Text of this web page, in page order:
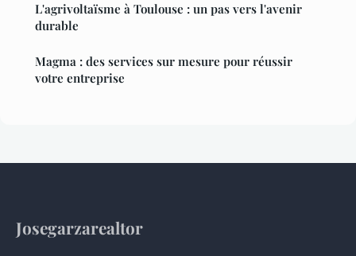
L'agrivoltaïsme à Toulouse : un pas vers l'avenir
durable
Magma : des services sur mesure pour réussir
votre entreprise
Josegarzarealtor